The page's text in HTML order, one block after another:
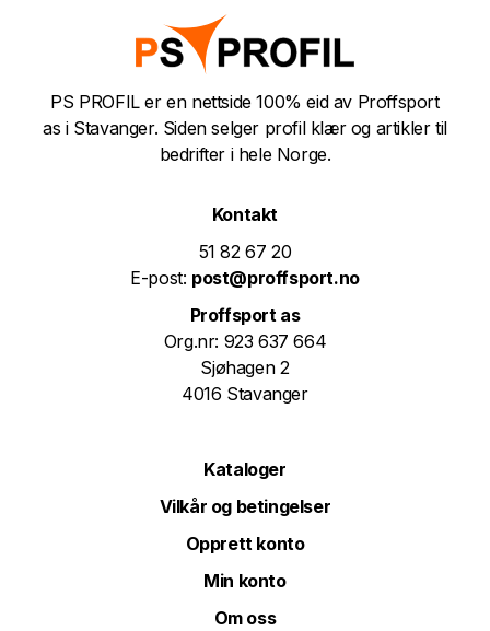
PS PROFIL er en nettside 100% eid av Proffsport
as i Stavanger. Siden selger profil klær og artikler til
bedrifter i hele Norge.
Kontakt
51 82 67 20
E-post: post@proffsport.no
Proffsport as
Org.nr: 923 637 664
Sjøhagen 2
4016 Stavanger
Kataloger
Vilkår og betingelser
Opprett konto
Min konto
Om oss